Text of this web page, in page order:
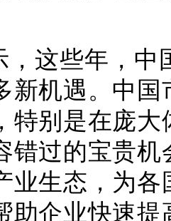
，这些年，中
新机遇。中
特别是在庞
错过的宝贵
业生态，为
助企业快速